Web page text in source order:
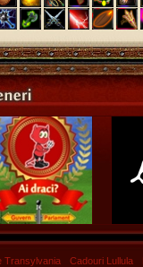
Transylvania Cadouri Lullula